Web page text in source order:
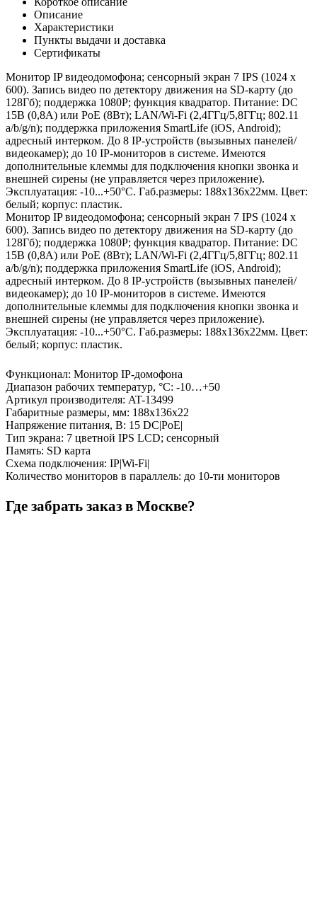
Описание
Характеристики
Пункты выдачи и доставка
Сертификаты
Монитор IP видеодомофона; сенсорный экран 7 IPS (1024 х
600). Запись видео по детектору движения на SD-карту (до
128Гб); поддержка 1080P; функция квадратор. Питание: DC
15В (0,8А) или PoE (8Вт); LAN/Wi-Fi (2,4ГГц/5,8ГГц; 802.11
a/b/g/n); поддержка приложения SmartLife (iOS, Android);
адресный интерком. До 8 IP-устройств (вызывных панелей/
видеокамер); до 10 IP-мониторов в системе. Имеются
дополнительные клеммы для подключения кнопки звонка и
внешней сирены (не управляется через приложение).
Эксплуатация: -10...+50°С. Габ.размеры: 188х136х22мм. Цвет:
белый; корпус: пластик.
Монитор IP видеодомофона; сенсорный экран 7 IPS (1024 х
600). Запись видео по детектору движения на SD-карту (до
128Гб); поддержка 1080P; функция квадратор. Питание: DC
15В (0,8А) или PoE (8Вт); LAN/Wi-Fi (2,4ГГц/5,8ГГц; 802.11
a/b/g/n); поддержка приложения SmartLife (iOS, Android);
адресный интерком. До 8 IP-устройств (вызывных панелей/
видеокамер); до 10 IP-мониторов в системе. Имеются
дополнительные клеммы для подключения кнопки звонка и
внешней сирены (не управляется через приложение).
Эксплуатация: -10...+50°С. Габ.размеры: 188х136х22мм. Цвет:
белый; корпус: пластик.
Функционал: Монитор IP-домофона
Диапазон рабочих температур, °С: -10…+50
Артикул производителя: AT-13499
Габаритные размеры, мм: 188х136х22
Напряжение питания, В: 15 DC|PoE|
Тип экрана: 7 цветной IPS LCD; сенсорный
Память: SD карта
Схема подключения: IP|Wi-Fi|
Количество мониторов в параллель: до 10-ти мониторов
Где забрать заказ в Москве?